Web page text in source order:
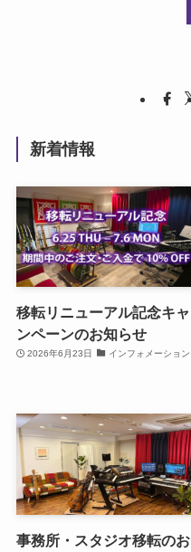
新着情報
移転リニューアル記念キャ
ンペーンのお知らせ
2026年6月23日 インフォメーション
事務所・スタジオ移転のお